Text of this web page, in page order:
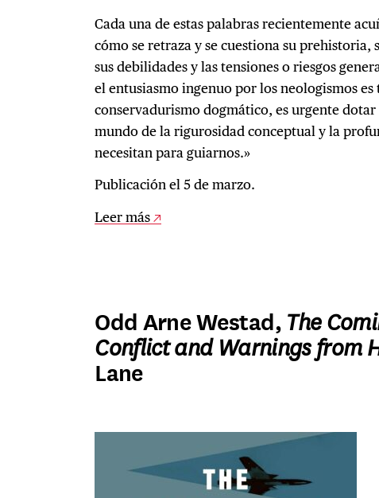
Cada una de estas palabras recientemente
cómo se retraza y se cuestiona su prehistoria,
sus debilidades y las tensiones o riesgos
el entusiasmo ingenuo por los neologismos
conservadurismo dogmático, es urgente
mundo de la rigurosidad conceptual y la
necesitan para guiarnos.»
Publicación el 5 de marzo.
Leer más
Odd Arne Westad,The
Conflict and Warnings from
Lane